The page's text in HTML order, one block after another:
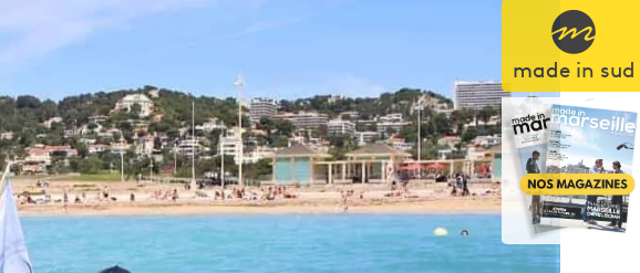
made in sud